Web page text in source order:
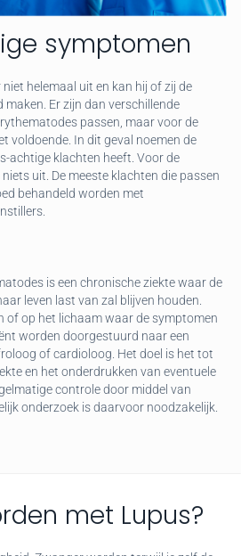
symptomen
helemaal uit en kan hij of zij de
Er zijn dan verschillende
passen, maar voor de
voldoende. In dit geval noemen de
achtige klachten heeft. Voor de
uit. De meeste klachten die passen
behandeld worden met
is een chronische ziekte waar de
leven last van zal blijven houden.
of op het lichaam waar de symptomen
worden doorgestuurd naar een
of cardioloog. Het doel is het tot
en het onderdrukken van eventuele
controle door middel van
onderzoek is daarvoor noodzakelijk.
met Lupus?